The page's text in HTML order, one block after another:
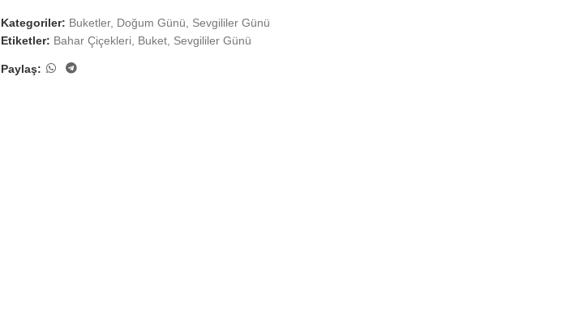
Kategoriler: Buketler, Doğum Günü
Sevgililer Günü
Etiketler: Bahar Çiçekleri, Buket, Sevgililer Günü
Paylaş: